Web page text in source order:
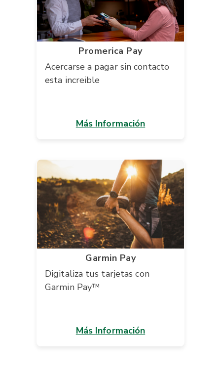
Promerica Pay
Acercarse a pagar sin contacto
esta increible
Más Información
Garmin Pay
Digitaliza tus tarjetas con
Garmin Pay™
Más Información